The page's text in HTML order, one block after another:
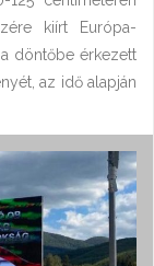
kiírt Európa-
döntőbe érkezett
az idő alapján